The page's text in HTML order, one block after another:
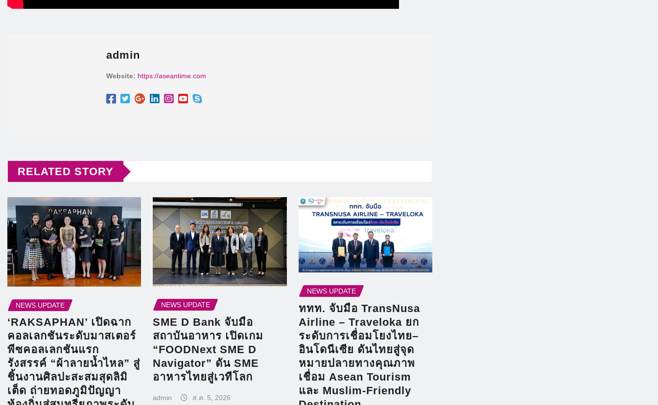
admin
Website: https://aseantime.com
RELATED STORY
NEWS UPDATE
‘RAKSAPHAN’ เปิดฉาก
คอลเลกชันระดับมาสเตอร์
พีซคอลเลกชันแรก
รังสรรค์ “ผ้าลายน้ำไหล” สู่
ชิ้นงานศิลปะสะสมสุดลิมิ
เต็ด ถ่ายทอดภูมิปัญญา
NEWS UPDATE
SME D Bank จับมือ
สถาบันอาหาร เปิดเกม
“FOODNext SME D
Navigator” ดัน SME
อาหารไทยสู่เวทีโลก
admin ส.ค. 5, 2026
NEWS UPDATE
ททท. จับมือ TransNusa
Airline – Traveloka ยก
ระดับการเชื่อมโยงไทย–
อินโดนีเซีย ดันไทยสู่จุด
หมายปลายทางคุณภาพ
เชื่อม Asean Tourism
และ Muslim-Friendly